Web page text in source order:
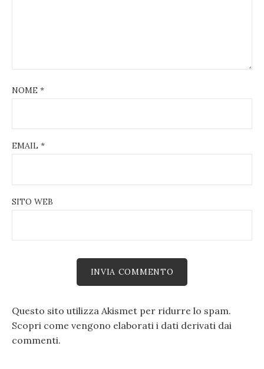
NOME *
EMAIL *
SITO WEB
Questo sito utilizza Akismet per ridurre lo spam.
Scopri come vengono elaborati i dati derivati dai
commenti.